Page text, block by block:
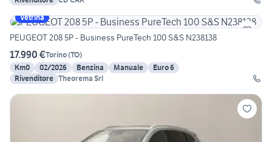
Vetrina
PEUGEOT 208 5P - Business PureTech 100 S&S N238138
17.990 €Torino(TO)
Km0
02/2026 Benzina Manuale
Euro 6
Rivenditore Theorema Srl